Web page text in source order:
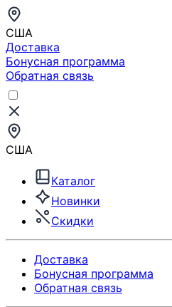
США
Доставка
Бонусная программа
Обратная связь
США
Каталог
Новинки
Скидки
Доставка
Бонусная программа
Обратная связь